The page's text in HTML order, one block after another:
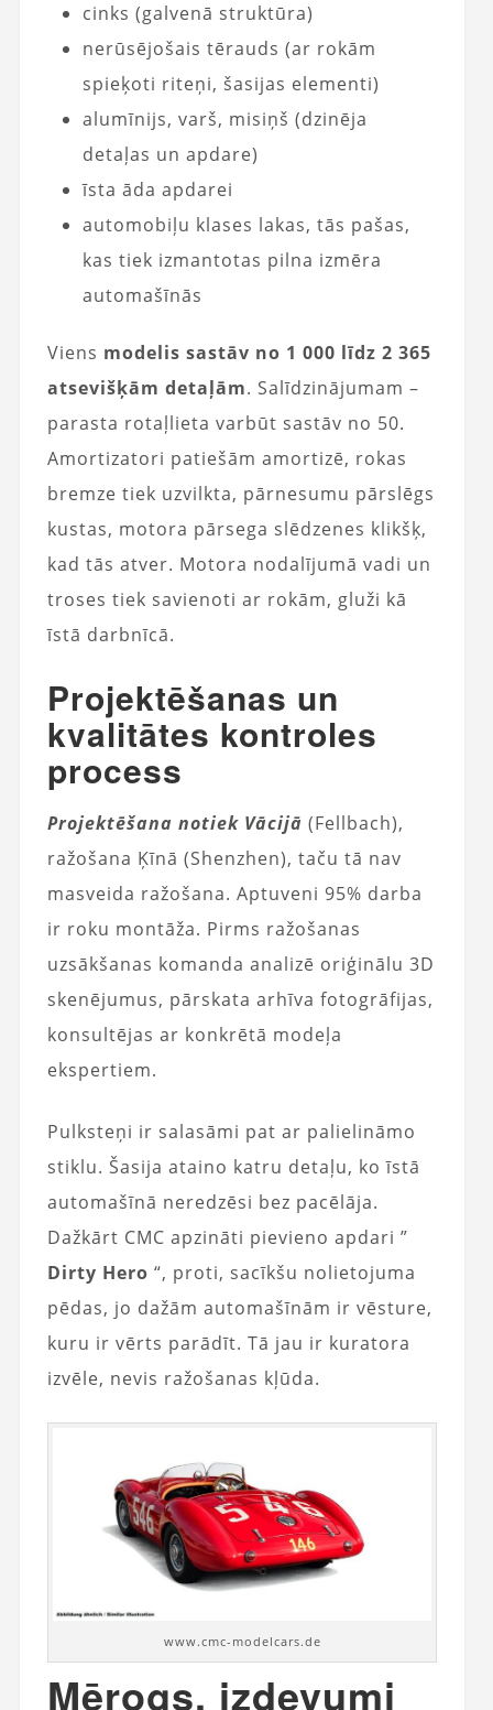
cinks (galvenā struktūra)
nerūsējošais tērauds (ar rokām
spieķoti riteņi, šasijas elementi)
alumīnijs, varš, misiņš (dzinēja
detaļas un apdare)
īsta āda apdarei
automobiļu klases lakas, tās pašas,
kas tiek izmantotas pilna izmēra
automašīnās
Viens modelis sastāv no 1 000 līdz 2 365
atsevišķām detaļām. Salīdzinājumam –
parasta rotaļlieta varbūt sastāv no 50.
Amortizatori patiešām amortizē, rokas
bremze tiek uzvilkta, pārnesumu pārslēgs
kustas, motora pārsega slēdzenes klikšķ,
kad tās atver. Motora nodalījumā vadi un
troses tiek savienoti ar rokām, gluži kā
īstā darbnīcā.
Projektēšanas un
kvalitātes kontroles
process
Projektēšana notiek Vācijā (Fellbach),
ražošana Ķīnā (Shenzhen), taču tā nav
masveida ražošana. Aptuveni 95% darba
ir roku montāža. Pirms ražošanas
uzsākšanas komanda analizē oriģinālu 3D
skenējumus, pārskata arhīva fotogrāfijas,
konsultējas ar konkrētā modeļa
ekspertiem.
Pulksteņi ir salasāmi pat ar palielināmo
stiklu. Šasija ataino katru detaļu, ko īstā
automašīnā neredzēsi bez pacēlāja.
Dažkārt CMC apzināti pievieno apdari ”
Dirty Hero “, proti, sacīkšu nolietojuma
pēdas, jo dažām automašīnām ir vēsture,
kuru ir vērts parādīt. Tā jau ir kuratora
izvēle, nevis ražošanas kļūda.
www.cmc-modelcars.de
Mērogs, izdevumi